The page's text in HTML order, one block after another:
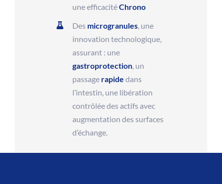
une efficacitéChrono
Des microgranules, une
innovation technologique,
assurant : une
gastroprotection, un
passage rapide dans
l’intestin, une libération
contrôlée des actifs avec
augmentation des surfaces
d’échange.